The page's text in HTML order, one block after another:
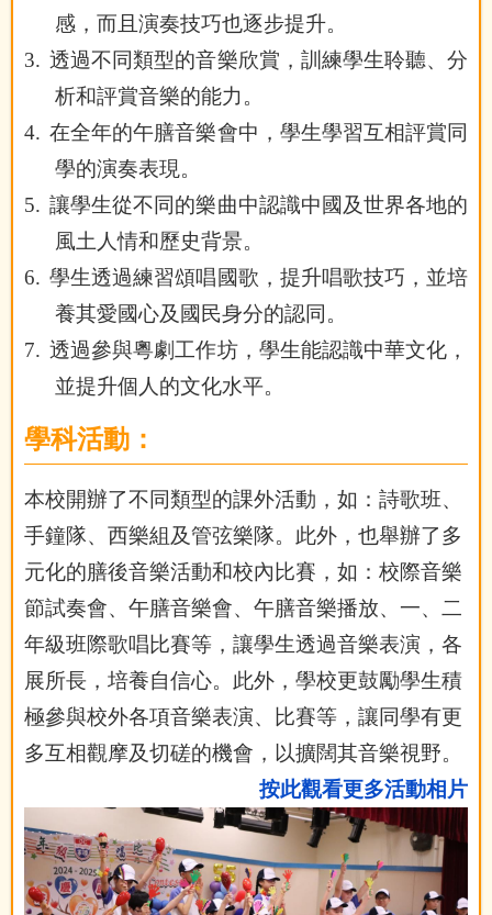
感，而且演奏技巧也逐步提升。
3. 透過不同類型的音樂欣賞，訓練學生聆聽、分
析和評賞音樂的能力。
4. 在全年的午膳音樂會中，學生學習互相評賞同
學的演奏表現。
5. 讓學生從不同的樂曲中認識中國及世界各地的
風土人情和歷史背景。
6. 學生透過練習頌唱國歌，提升唱歌技巧，並培
養其愛國心及國民身分的認同。
7. 透過參與粵劇工作坊，學生能認識中華文化，
並提升個人的文化水平。
學科活動：
本校開辦了不同類型的課外活動，如：詩歌班、
手鐘隊、西樂組及管弦樂隊。此外，也舉辦了多
元化的膳後音樂活動和校內比賽，如：校際音樂
節試奏會、午膳音樂會、午膳音樂播放、一、二
年級班際歌唱比賽等，讓學生透過音樂表演，各
展所長 ，培養自信心。此外，學校更鼓勵學生積
極參與校外各項音樂表演、比賽等，讓同學有更
多互相觀摩及切磋的機會，以擴闊其音樂視野。
按此觀看更多活動相片